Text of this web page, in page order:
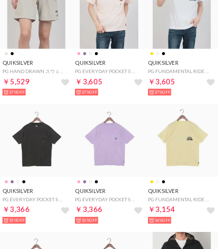
QUIKSILVER
￥5,529
27%OFF
QUIKSILVER
￥3,605
27%OFF
QUIKSILVER
￥3,605
27%OFF
QUIKSILVER
￥3,366
32%OFF
QUIKSILVER
￥3,366
32%OFF
QUIKSILVER
￥3,154
36%OFF